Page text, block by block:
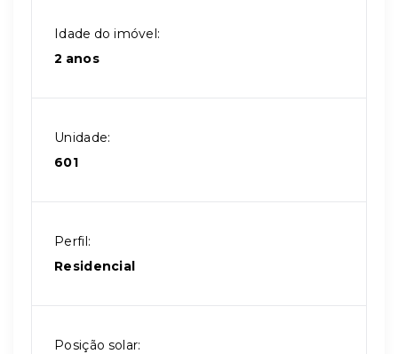
Idade do imóvel:
2 anos
Unidade:
601
Perfil:
Residencial
Posição solar: